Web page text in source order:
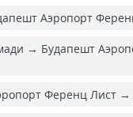
Аэропорт
→ Будапешт
Ференц Лист